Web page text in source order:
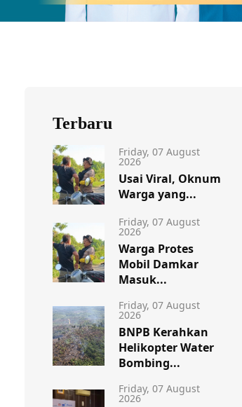
Terbaru
Friday, 07 August
2026
Usai Viral, Oknum
Warga yang...
Friday, 07 August
2026
Warga Protes
Mobil Damkar
Masuk...
Friday, 07 August
2026
BNPB Kerahkan
Helikopter Water
Bombing...
Friday, 07 August
2026